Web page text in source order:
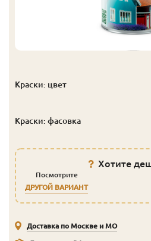
Краски: цвет
Краски: фасовка
Хотите
Посмотрите
ДРУГОЙ ВАРИАНТ
Доставка по Москве и МО